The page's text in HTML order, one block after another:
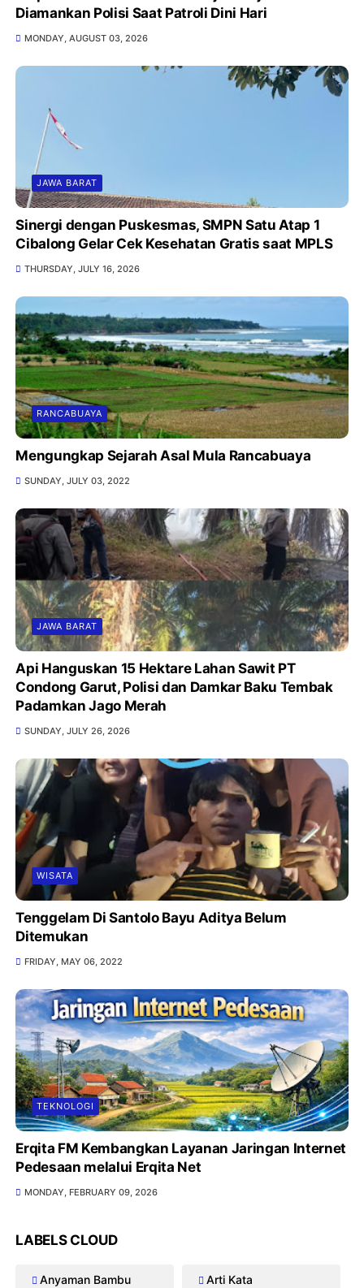
Diamankan Polisi Saat Patroli Dini Hari
MONDAY, AUGUST 03, 2026
JAWA BARAT
Sinergi dengan Puskesmas, SMPN Satu Atap 1
Cibalong Gelar Cek Kesehatan Gratis saat MPLS
THURSDAY, JULY 16, 2026
RANCABUAYA
Mengungkap Sejarah Asal Mula Rancabuaya
SUNDAY, JULY 03, 2022
JAWA BARAT
Api Hanguskan 15 Hektare Lahan Sawit PT
Condong Garut, Polisi dan Damkar Baku Tembak
Padamkan Jago Merah
SUNDAY, JULY 26, 2026
WISATA
Tenggelam Di Santolo Bayu Aditya Belum
Ditemukan
FRIDAY, MAY 06, 2022
TEKNOLOGI
Erqita FM Kembangkan Layanan Jaringan Internet
Pedesaan melalui Erqita Net
MONDAY, FEBRUARY 09, 2026
LABELS CLOUD
Anyaman Bambu Arti Kata